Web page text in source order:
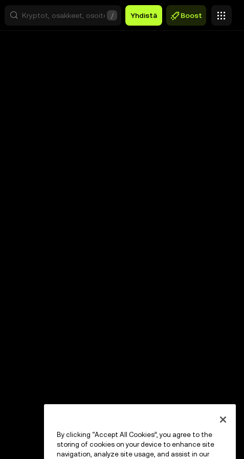
/ Yhdistä Boost
By clicking “Accept All Cookies”, you agree to the
storing of cookies on your device to enhance site
navigation, analyze site usage, and assist in our